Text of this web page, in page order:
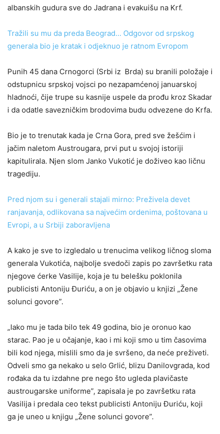
albanskih gudura sve do Jadrana i evakuišu na Krf.
Tražili su mu da preda Beograd… Odgovor od srpskog
generala bio je kratak i odjeknuo je ratnom Evropom
Punih 45 dana Crnogorci (Srbi iz Brda) su branili položaje i
odstupnicu srpskoj vojsci po nezapamćenoj januarskoj
hladnoći, čije trupe su kasnije uspele da prođu kroz Skadar
i da odatle savezničkim brodovima budu odvezene do Krfa.
Bio je to trenutak kada je Crna Gora, pred sve žešćim i
jačim naletom Austrougara, prvi put u svojoj istoriji
kapitulirala. Njen slom Janko Vukotić je doživeo kao ličnu
tragediju.
Pred njom su i generali stajali mirno: Preživela devet
ranjavanja, odlikovana sa najvećim ordenima, poštovana u
Evropi, a u Srbiji zaboravljena
A kako je sve to izgledalo u trenucima velikog ličnog sloma
generala Vukotića, najbolje svedoči zapis po završetku rata
njegove ćerke Vasilije, koja je tu belešku poklonila
publicisti Antoniju Đuriću, a on je objavio u knjizi „Žene
solunci govore”.
„Iako mu je tada bilo tek 49 godina, bio je oronuo kao
starac. Pao je u očajanje, kao i mi koji smo u tim časovima
bili kod njega, mislili smo da je svršeno, da neće preživeti.
Odveli smo ga nekako u selo Grlić, blizu Danilovgrada, kod
rođaka da tu izdahne pre nego što ugleda plavičaste
austrougarske uniforme”, zapisala je po završetku rata
Vasilija i predala ceo tekst publicisti Antoniju Đuriću, koji
ga je uneo u knjigu „Žene solunci govore”.